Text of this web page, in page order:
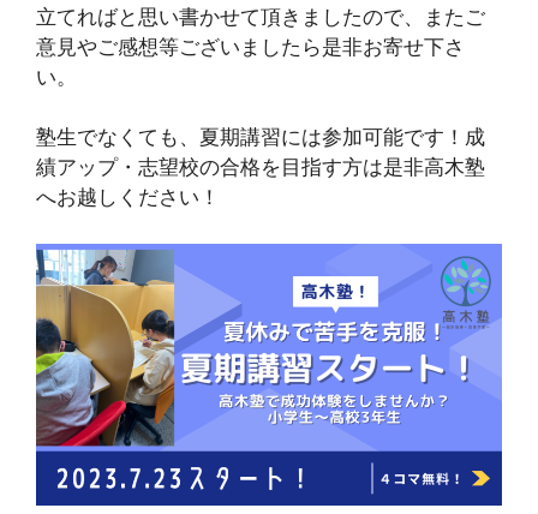
立てればと思い書かせて頂きましたので、またご
意見やご感想等ございましたら是非お寄せ下さ
い。
塾生でなくても、夏期講習には参加可能です！成
績アップ・志望校の合格を目指す方は是非高木塾
へお越しください！